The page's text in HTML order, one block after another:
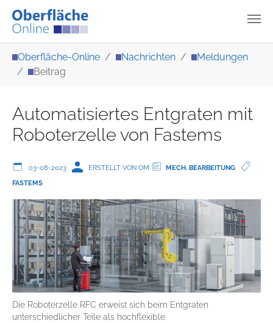
Oberfläche-Online Nachrichten
Meldungen
Beitrag
Automatisiertes Entgraten mit
Roboterzelle von Fastems
03-08-2023 ERSTELLT VON OM
MECH. BEARBEITUNG
FASTEMS
Die Roboterzelle RFC erweist sich beim Entgraten
unterschiedlicher Teile als hochflexible